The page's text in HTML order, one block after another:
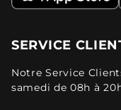
SERVICE
Notre Service
samedi de 08h à